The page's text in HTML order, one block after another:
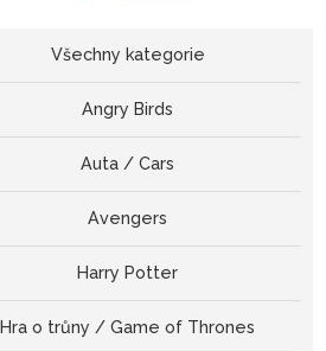
Všechny kategorie
Angry Birds
Auta / Cars
Avengers
Harry Potter
Hra o trůny / Game of Thrones